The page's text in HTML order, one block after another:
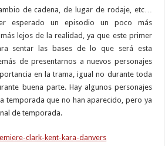
de cadena, de lugar de rodaje, etc…
esperado un episodio un poco más
lejos de la realidad, ya que este primer
sentar las bases de lo que será esta
de presentarnos a nuevos personajes
en la trama, igual no durante toda
buena parte. Hay algunos personajes
temporada que no han aparecido, pero ya
de temporada.